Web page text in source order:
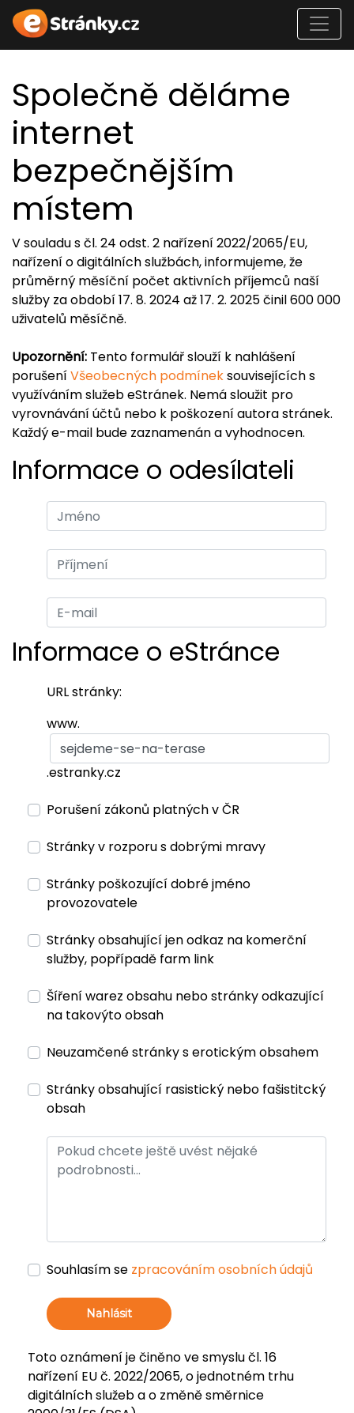
Společně děláme
internet
bezpečnějším
místem
V souladu s čl. 24 odst. 2 nařízení 2022/2065/EU,
nařízení o digitálních službách, informujeme, že
průměrný měsíční počet aktivních příjemců naší
služby za období 17. 8. 2024 až 17. 2. 2025 činil 600 000
uživatelů měsíčně.
Upozornění: Tento formulář slouží k nahlášení
porušeníVšeobecných podmíneksouvisejících s
využíváním služeb eStránek. Nemá sloužit pro
vyrovnávání účtů nebo k poškození autora stránek.
Každý e-mail bude zaznamenán a vyhodnocen.
Informace o odesílateli
Informace o eStránce
URL stránky:
www.
.estranky.cz
Porušení zákonů platných v ČR
Stránky v rozporu s dobrými mravy
Stránky poškozující dobré jméno
provozovatele
Stránky obsahující jen odkaz na komerční
služby, popřípadě farm link
Šíření warez obsahu nebo stránky odkazující
na takovýto obsah
Neuzamčené stránky s erotickým obsahem
Stránky obsahující rasistický nebo fašistitcký
obsah
Souhlasím se zpracováním osobních údajů
Nahlásit
Toto oznámení je činěno ve smyslu čl. 16
nařízení EU č. 2022/2065, o jednotném trhu
digitálních služeb a o změně směrnice